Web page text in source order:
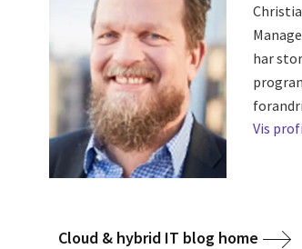
har
Vis
Cloud & hybrid IT blog home